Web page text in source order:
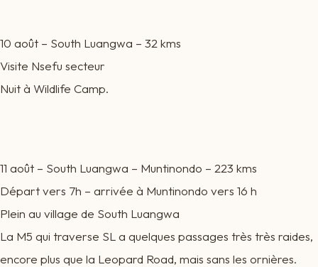
10 août – South Luangwa – 32 kms
Visite Nsefu secteur
Nuit à Wildlife Camp.
11 août – South Luangwa – Muntinondo – 223 kms
Départ vers 7h – arrivée à Muntinondo vers 16 h
Plein au village de South Luangwa
La M5 qui traverse SL a quelques passages très très raides,
encore plus que la Leopard Road, mais sans les ornières.